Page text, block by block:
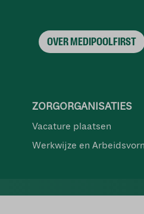
OVER MEDIPOOLFIRST
ZORGORGANISATIES
Vacature plaatsen
Werkwijze en